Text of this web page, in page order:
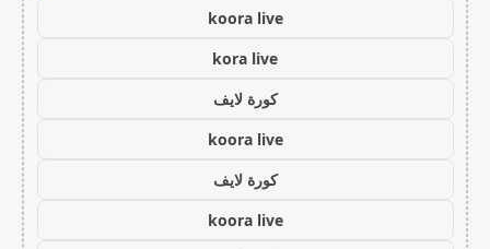
koora live
kora live
كورة لايف
koora live
كورة لايف
koora live